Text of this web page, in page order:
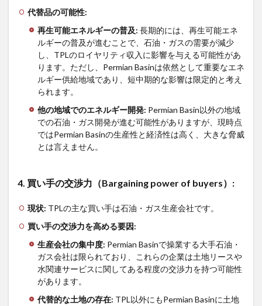
代替品の可能性:
再生可能エネルギーの普及: 長期的には、再生可能エネ
ルギーの普及が進むことで、石油・ガスの需要が減少
し、TPLのロイヤリティ収入に影響を与える可能性があ
ります。ただし、Permian Basinは依然として重要なエネ
ルギー供給地域であり、短中期的な影響は限定的と考え
られます。
他の地域でのエネルギー開発: Permian Basin以外の地域
での石油・ガス開発が進む可能性がありますが、現時点
ではPermian Basinの生産性と経済性は高く、大きな脅威
とは言えません。
4. 買い手の交渉力（Bargaining power of buyers） :
現状: TPLの主な買い手は石油・ガス生産会社です。
買い手の交渉力を高める要因:
生産会社の集中度: Permian Basinで操業する大手石油・
ガス会社は限られており、これらの企業は土地リースや
水関連サービスに関してある程度の交渉力を持つ可能性
があります。
代替的な土地の存在: TPL以外にもPermian Basinに土地